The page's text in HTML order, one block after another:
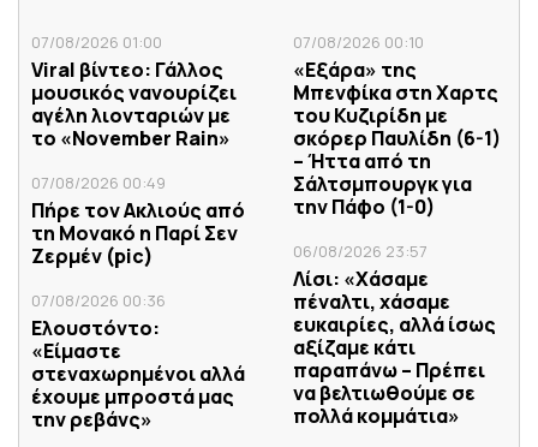
07/08/2026 01:00
Viral βίντεο: Γάλλος
μουσικός νανουρίζει
αγέλη λιονταριών με
το «November Rain»
07/08/2026 00:49
Πήρε τον Ακλιούς από
τη Μονακό η Παρί Σεν
Ζερμέν (pic)
07/08/2026 00:36
Ελουστόντο:
«Είμαστε
στεναχωρημένοι αλλά
έχουμε μπροστά μας
την ρεβάνς»
07/08/2026 00:10
«Εξάρα» της
Μπενφίκα στη Χαρτς
του Κυζιρίδη με
σκόρερ Παυλίδη (6-1)
– Ήττα από τη
Σάλτσμπουργκ για
την Πάφο (1-0)
06/08/2026 23:57
Λίσι: «Χάσαμε
πέναλτι, χάσαμε
ευκαιρίες, αλλά ίσως
αξίζαμε κάτι
παραπάνω – Πρέπει
να βελτιωθούμε σε
πολλά κομμάτια»